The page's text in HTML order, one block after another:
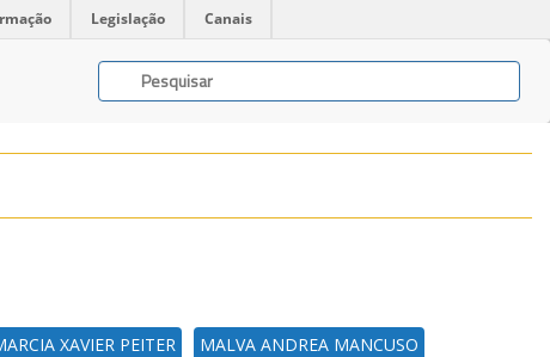
Legislação Canais
XAVIER PEITER MALVA ANDREA MANCUSO